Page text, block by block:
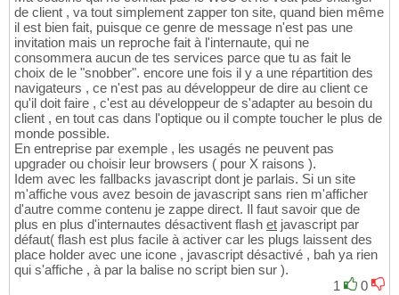
de client , va tout simplement zapper ton site, quand bien même
il est bien fait, puisque ce genre de message n'est pas une
invitation mais un reproche fait à l'internaute, qui ne
consommera aucun de tes services parce que tu as fait le
choix de le "snobber". encore une fois il y a une répartition des
navigateurs , ce n'est pas au développeur de dire au client ce
qu'il doit faire , c'est au développeur de s'adapter au besoin du
client , en tout cas dans l'optique ou il compte toucher le plus de
monde possible.
En entreprise par exemple , les usagés ne peuvent pas
upgrader ou choisir leur browsers ( pour X raisons ).
Idem avec les fallbacks javascript dont je parlais. Si un site
m'affiche vous avez besoin de javascript sans rien m'afficher
d'autre comme contenu je zappe direct. Il faut savoir que de
plus en plus d'internautes désactivent flash et javascript par
défaut( flash est plus facile à activer car les plugs laissent des
place holder avec une icone , javascript désactivé , bah ya rien
qui s'affiche , à par la balise no script bien sur ).
1
0